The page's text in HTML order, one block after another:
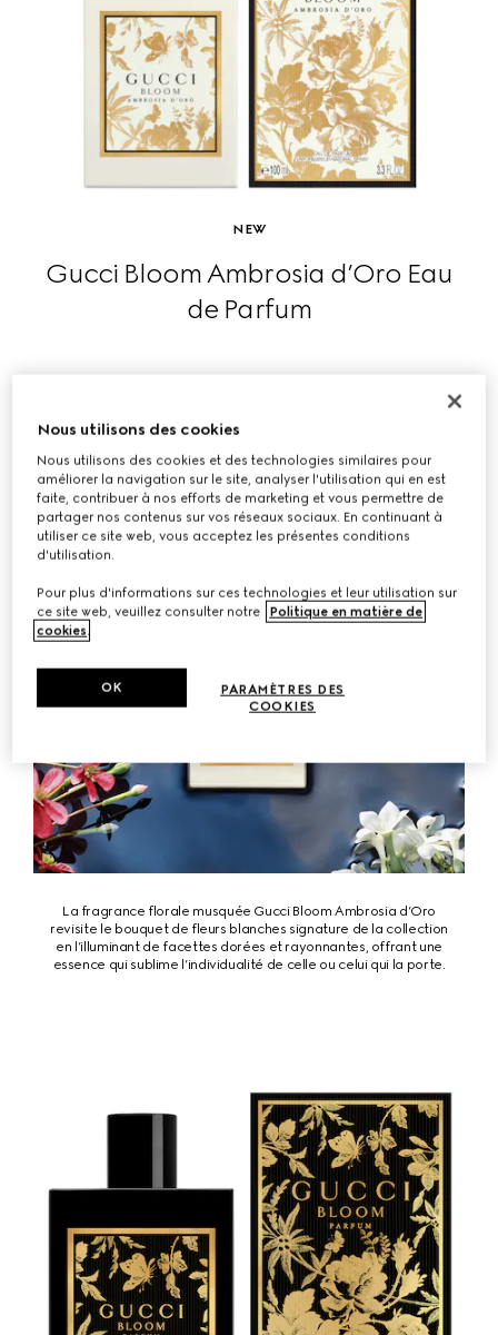
NEW
Gucci Bloom Ambrosia d’Oro Eau
de Parfum
La fragrance florale musquée Gucci Bloom Ambrosia d’Oro
revisite le bouquet de fleurs blanches signature de la collection
en l’illuminant de facettes dorées et rayonnantes, offrant une
essence qui sublime l’individualité de celle ou celui qui la porte.
Nous utilisons des cookies
Nous utilisons des cookies et des technologies similaires pour
améliorer la navigation sur le site, analyser l'utilisation qui en est
faite, contribuer à nos efforts de marketing et vous permettre de
partager nos contenus sur vos réseaux sociaux. En continuant à
utiliser ce site web, vous acceptez les présentes conditions
d'utilisation.
Pour plus d'informations sur ces technologies et leur utilisation sur
ce site web, veuillez consulter notre
Politique en matière de
cookies.
PARAMÈTRES DES
COOKIES
OK